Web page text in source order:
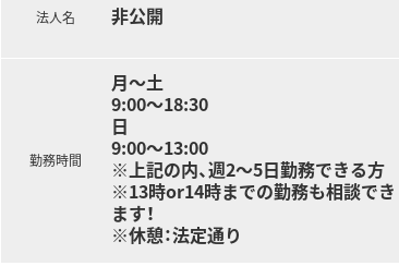
法人名 非公開
勤務時間
月～土
9:00～18:30
日
9:00～13:00
※上記の内、週2～5日勤務できる方
※13時or14時までの勤務も相談でき
ます！
※休憩：法定通り